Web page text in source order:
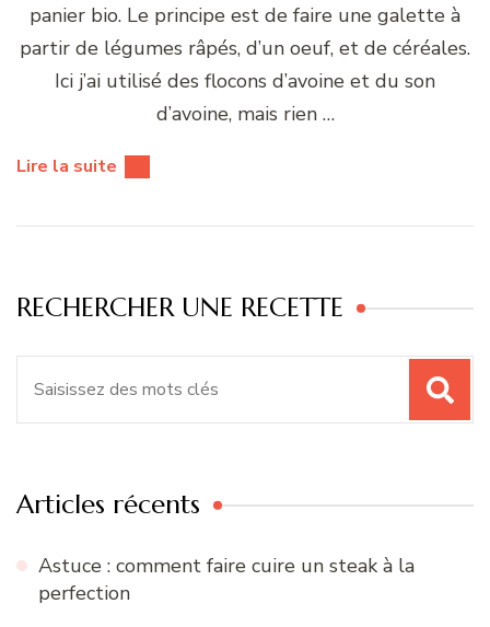
panier bio. Le principe est de faire une galette à
partir de légumes râpés, d’un oeuf, et de céréales.
Ici j’ai utilisé des flocons d’avoine et du son
d’avoine, mais rien …
Lire la suite
RECHERCHER UNE RECETTE
Articles récents
Astuce : comment faire cuire un steak à la
perfection